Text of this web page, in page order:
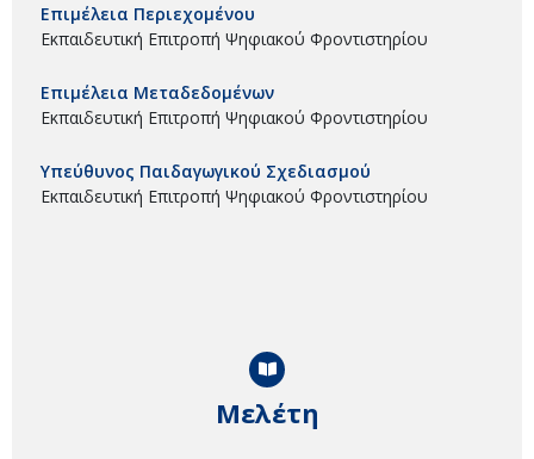
Μελέτη
Επιμέλεια Περιεχομένου
Εκπαιδευτική Επιτροπή Ψηφιακού Φροντιστηρίου
Επιμέλεια Μεταδεδομένων
Εκπαιδευτική Επιτροπή Ψηφιακού Φροντιστηρίου
Υπεύθυνος Παιδαγωγικού Σχεδιασμού
Εκπαιδευτική Επιτροπή Ψηφιακού Φροντιστηρίου